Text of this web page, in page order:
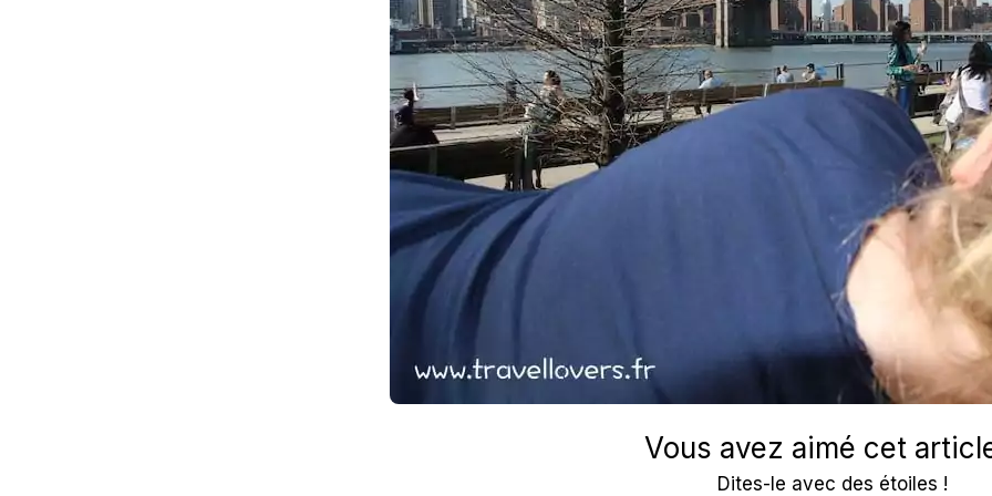
Vous avez aimé cet
Dites-le avec des étoiles !